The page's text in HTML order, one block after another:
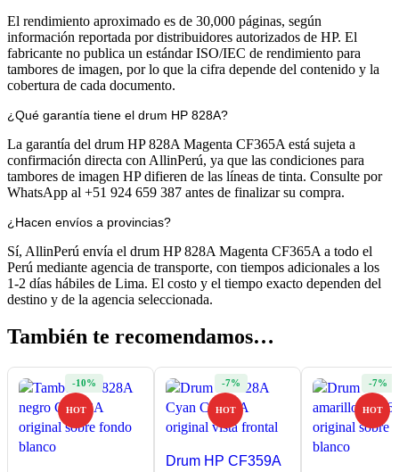
El rendimiento aproximado es de 30,000 páginas, según
información reportada por distribuidores autorizados de HP. El
fabricante no publica un estándar ISO/IEC de rendimiento para
tambores de imagen, por lo que la cifra depende del contenido y la
cobertura de cada documento.
¿Qué garantía tiene el drum HP 828A?
La garantía del drum HP 828A Magenta CF365A está sujeta a
confirmación directa con AllinPerú, ya que las condiciones para
tambores de imagen HP difieren de las líneas de tinta. Consulte por
WhatsApp al +51 924 659 387 antes de finalizar su compra.
¿Hacen envíos a provincias?
Sí, AllinPerú envía el drum HP 828A Magenta CF365A a todo el
Perú mediante agencia de transporte, con tiempos adicionales a los
1-2 días hábiles de Lima. El costo y el tiempo exacto dependen del
destino y de la agencia seleccionada.
También te recomendamos…
-10%
HOT
Drum HP CF359A
-7%
HOT
-7%
HOT